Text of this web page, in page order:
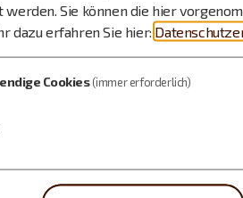
Sie können die hier
dazu erfahren Sie hier:
Cookies(immer erforderlich)